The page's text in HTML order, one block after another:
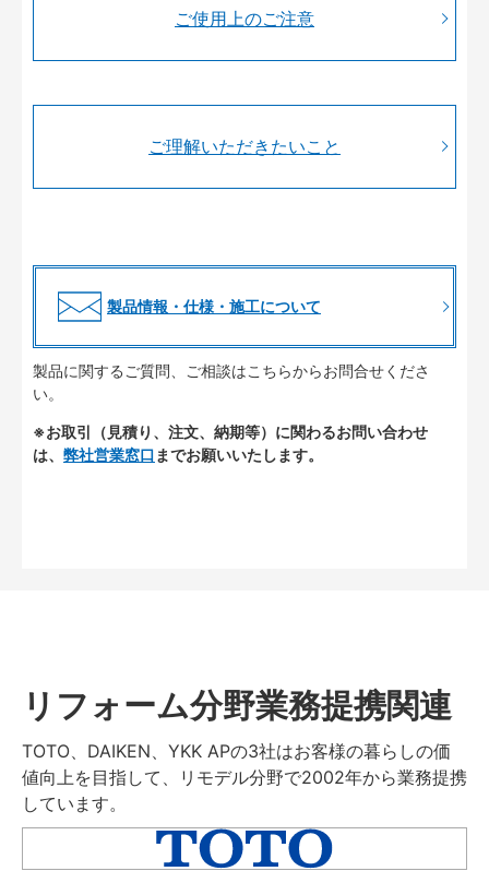
ご使用上のご注意
ご理解いただきたいこと
製品情報・仕様・施工について
製品に関するご質問、ご相談はこちらからお問合せくださ
い。
※お取引（見積り、注文、納期等）に関わるお問い合わせ
は、 弊社営業窓口 までお願いいたします。
リフォーム分野業務提携関連
TOTO、DAIKEN、YKK APの3社はお客様の暮らしの価
値向上を目指して、リモデル分野で2002年から業務提携
しています。